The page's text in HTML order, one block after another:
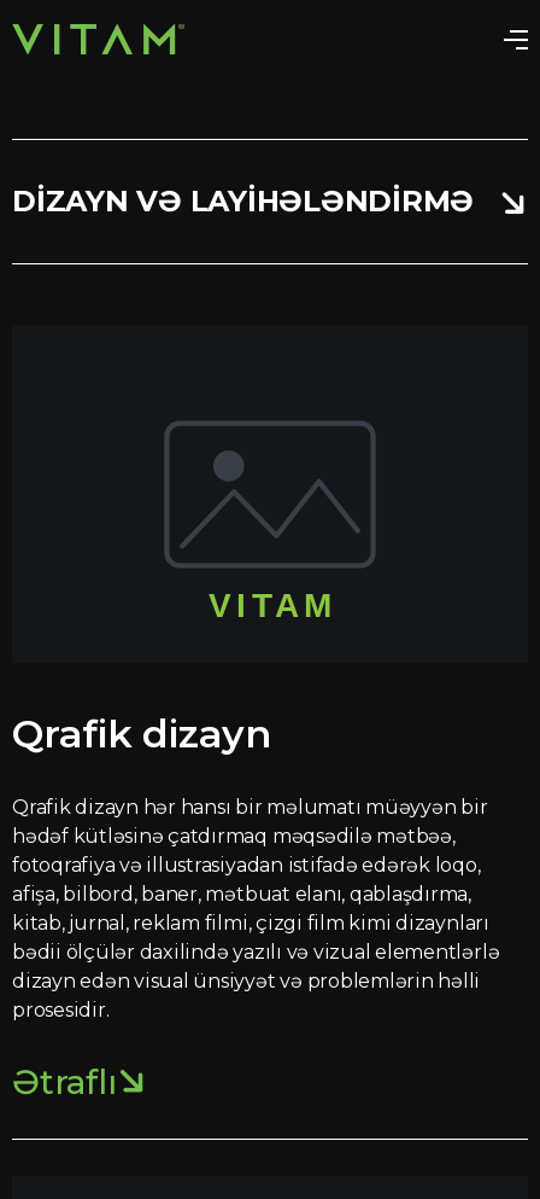
DIZAYN VƏ LAYIHƏLƏNDIRMƏ
Qrafik dizayn
Qrafik dizayn hər hansı bir məlumatı müəyyən bir
hədəf kütləsinə çatdırmaq məqsədilə mətbəə,
fotoqrafiya və illustrasiyadan istifadə edərək loqo,
afişa, bilbord, baner, mətbuat elanı, qablaşdırma,
kitab, jurnal, reklam filmi, çizgi film kimi dizaynları
bədii ölçülər daxilində yazılı və vizual elementlərlə
dizayn edən visual ünsiyyət və problemlərin həlli
prosesidir.
Ətraflı